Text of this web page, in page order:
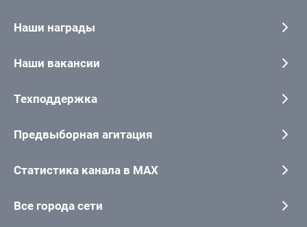
Наши награды
Наши вакансии
Техподдержка
Предвыборная агитация
Статистика канала в MAX
Все города сети